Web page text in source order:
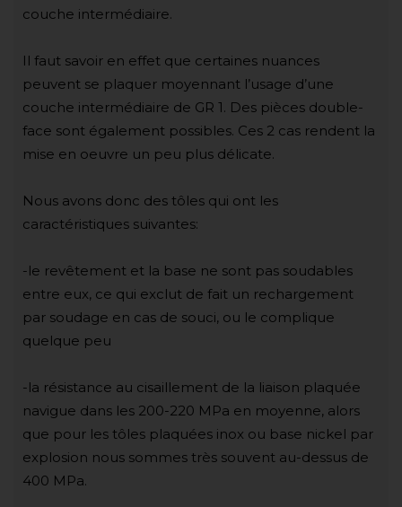
couche intermédiaire.
Il faut savoir en effet que certaines nuances
peuvent se plaquer moyennant l’usage d’une
couche intermédiaire de GR 1. Des pièces double-
face sont également possibles. Ces 2 cas rendent la
mise en oeuvre un peu plus délicate.
Nous avons donc des tôles qui ont les
caractéristiques suivantes:
-le revêtement et la base ne sont pas soudables
entre eux, ce qui exclut de fait un rechargement
par soudage en cas de souci, ou le complique
quelque peu
-la résistance au cisaillement de la liaison plaquée
navigue dans les 200-220 MPa en moyenne, alors
que pour les tôles plaquées inox ou base nickel par
explosion nous sommes très souvent au-dessus de
400 MPa.